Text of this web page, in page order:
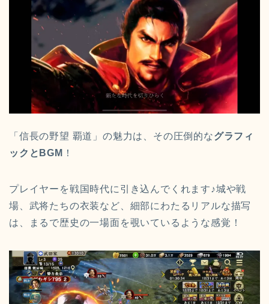
「信長の野望 覇道」の魅力は、その圧倒的なグラフィ
ックとBGM ！
プレイヤーを戦国時代に引き込んでくれます♪城や戦
場、武将たちの衣装など、細部にわたるリアルな描写
は、まるで歴史の一場面を覗いているような感覚！